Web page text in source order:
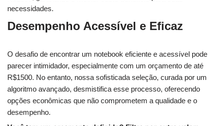
necessidades.
Desempenho Acessível e Eficaz
O desafio de encontrar um notebook eficiente e acessível pode
parecer intimidador, especialmente com um orçamento de até
R$1500. No entanto, nossa sofisticada seleção, curada por um
algoritmo avançado, desmistifica esse processo, oferecendo
opções econômicas que não comprometem a qualidade e o
desempenho.